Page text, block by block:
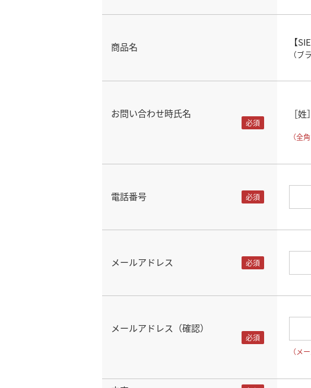
商品名 【
（ブ
お問い合わせ時氏名 ［姓］
（全
電話番号
メールアドレス
メールアドレス（確認）
（メ